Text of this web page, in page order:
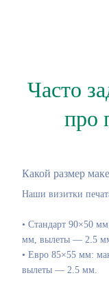
Часто
про
Какой размер
Наши визитки
• Стандарт 90×50
мм, вылеты — 2.5
• Евро 85×55 мм:
вылеты — 2.5 мм.